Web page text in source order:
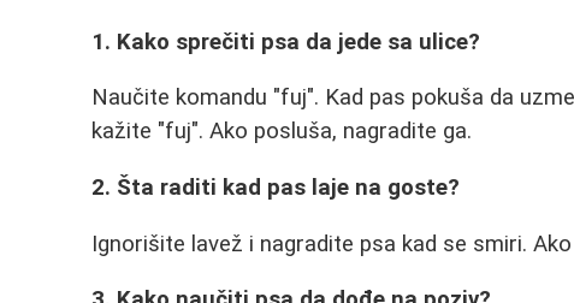
1. Kako sprečiti psa da jede sa ulice?
Naučite komandu "fuj". Kad pas pokuša da
kažite "fuj". Ako posluša, nagradite ga.
2. Šta raditi kad pas laje na goste?
Ignorišite lavež i nagradite psa kad se smiri.